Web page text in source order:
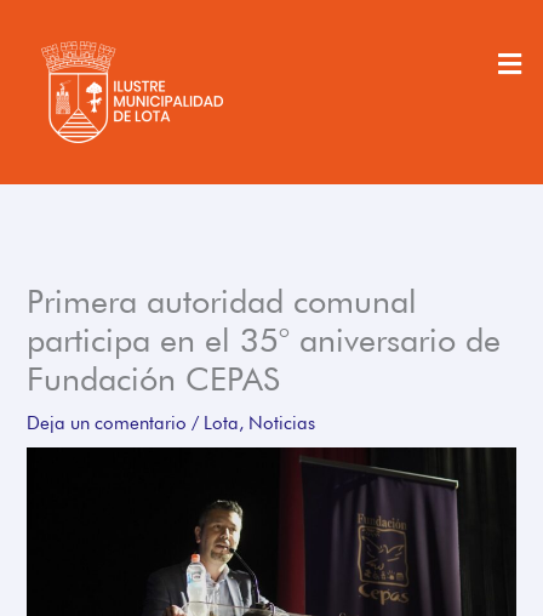
contenido
Primera autoridad comunal
participa en el 35° aniversario de
Fundación CEPAS
Deja un comentario / Lota, Noticias